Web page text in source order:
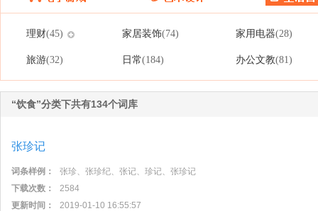
理财(45) 家居装饰(74) 家用电器(28)
旅游(32) 日常(184) 办公文教(81)
“饮食”分类下共有134个词库
张珍记
词条样例：
张珍、张珍纪、张记、珍记、张珍记
下载次数：
2584
更新时间：
2019-01-10 16:55:57